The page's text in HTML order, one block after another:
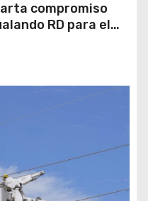
compromiso
RD para el